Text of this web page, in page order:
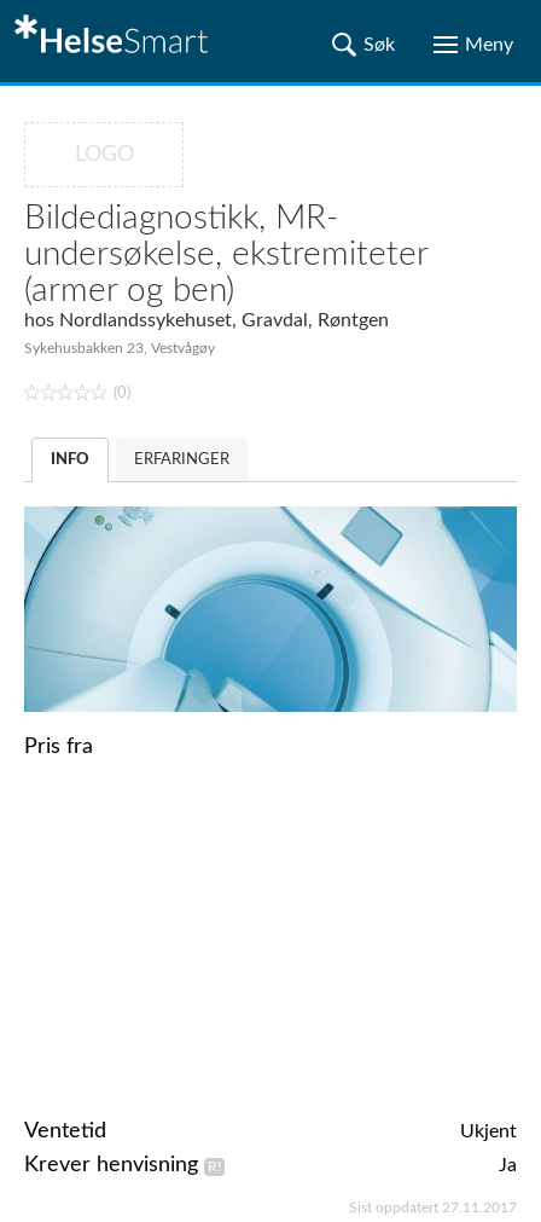
LOGO
Bildediagnostikk, MR-
undersøkelse, ekstremiteter
(armer og ben)
hos Nordlandssykehuset, Gravdal, Røntgen
Sykehusbakken 23, Vestvågøy
(0)
INFO ERFARINGER
Pris fra
Ventetid Ukjent
Krever henvisning Ja
Sist oppdatert 27.11.2017